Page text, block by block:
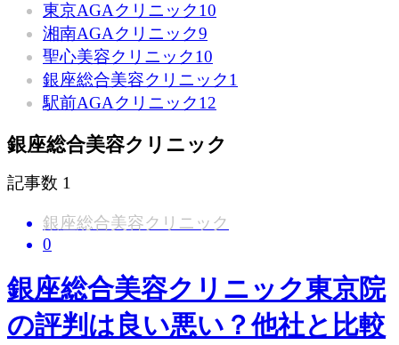
東京AGAクリニック10
湘南AGAクリニック9
聖心美容クリニック10
銀座総合美容クリニック1
駅前AGAクリニック12
銀座総合美容クリニック
記事数 1
銀座総合美容クリニック
0
銀座総合美容クリニック東京院
の評判は良い悪い？他社と比較